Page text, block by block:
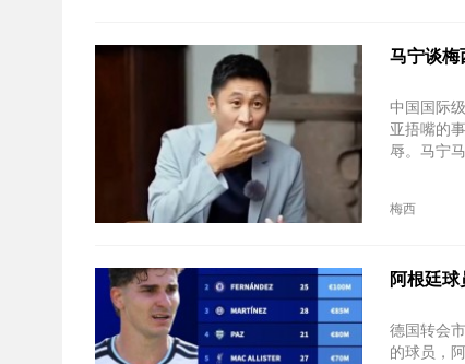
马宁谈梅
中国国际
亚捂嘴的
辱。马宁
梅西
阿根廷
德国转会
的球员，